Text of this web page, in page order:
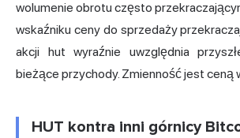
wolumenie obrotu często
wskaźniku ceny do sprzedaży
akcji hut wyraźnie uwzględnia
bieżące przychody. Zmienność jest ceną
HUT kontra inni górnicy